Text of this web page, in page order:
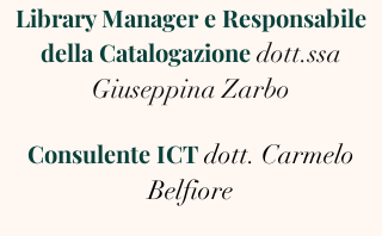
Library Manager e Responsabile
della Catalogazionedott.ssa
Giuseppina Zarbo
Consulente ICTdott. Carmelo
Belfiore